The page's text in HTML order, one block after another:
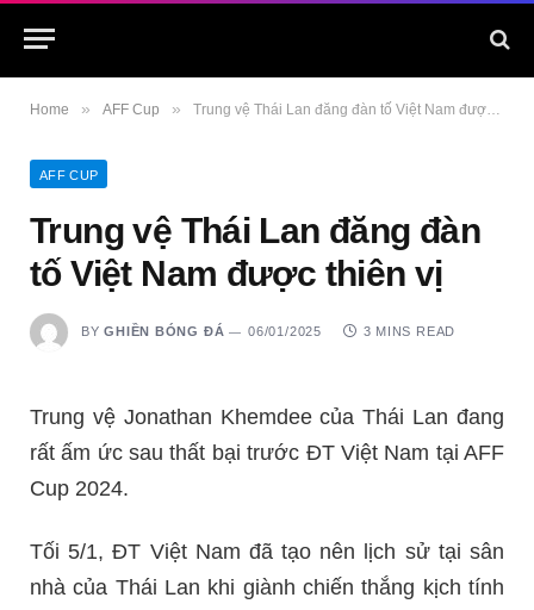
Home » AFF Cup » Trung vệ Thái Lan đăng đàn tố Việt Nam được thiên vị
AFF CUP
Trung vệ Thái Lan đăng đàn
tố Việt Nam được thiên vị
BY GHIỀN BÓNG ĐÁ 06/01/2025 3 MINS READ
Trung vệ Jonathan Khemdee của Thái Lan đang
rất ấm ức sau thất bại trước ĐT Việt Nam tại AFF
Cup 2024.
Tối 5/1, ĐT Việt Nam đã tạo nên lịch sử tại sân
nhà của Thái Lan khi giành chiến thắng kịch tính